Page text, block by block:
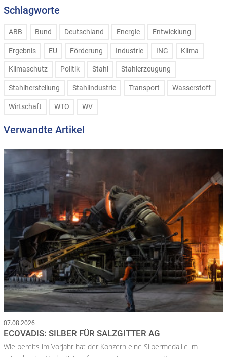
Schlagworte
ABB Bund Deutschland Energie Entwicklung
Ergebnis EU Förderung Industrie ING Klima
Klimaschutz Politik Stahl Stahlerzeugung
Stahlherstellung Stahlindustrie Transport Wasserstoff
Wirtschaft WTO WV
Verwandte Artikel
07.08.2026
ECOVADIS: SILBER FÜR SALZGITTER AG
Wie bereits im Vorjahr hat der Konzern eine Silbermedaille im